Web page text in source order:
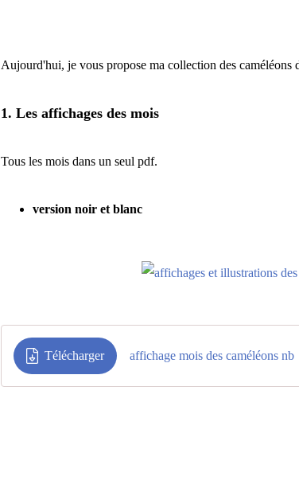
Aujourd'hui, je vous propose ma collection des caméléons
1. Les affichages des mois
Tous les mois dans un seul pdf.
version noir et blanc
Télécharger affichage mois des caméléons nb